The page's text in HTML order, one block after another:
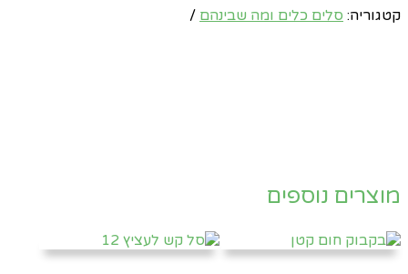
קטגוריה: סלים כלים ומה שבינהם
מוצרים נוספים